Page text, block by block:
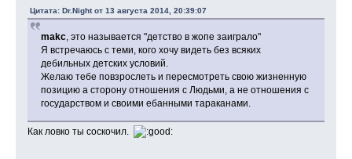
Цитата: Dr.Night от 13 августа 2014, 20:39:07
makc , это называется "детство в жопе заиграло"
Я встречаюсь с теми, кого хочу видеть без всяких
дебильных детских условий.
Желаю тебе повзрослеть и пересмотреть свою жизненную
позицию а сторону отношения с Людьми, а не отношения с
государством и своими ебанными тараканами.
Как ловко ты соскочил.